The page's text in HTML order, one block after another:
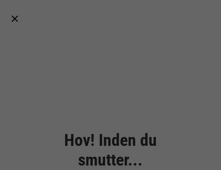
Hov! Inden du
smutter...